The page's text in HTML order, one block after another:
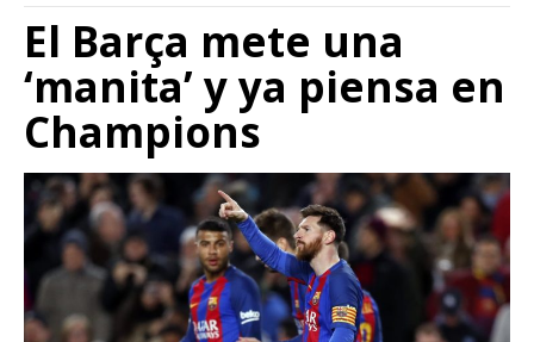
El Barça mete una
‘manita’ y ya piensa en
Champions